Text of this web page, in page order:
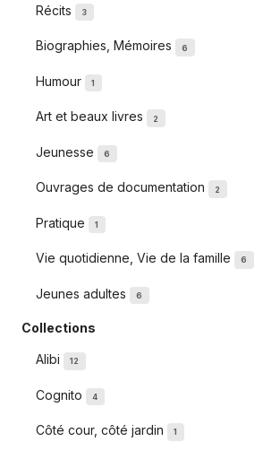
Récits 3
Biographies, Mémoires 6
Humour 1
Art et beaux livres 2
Jeunesse 6
Ouvrages de documentation 2
Pratique 1
Vie quotidienne, Vie de la famille 6
Jeunes adultes 6
Collections
Alibi 12
Cognito 4
Côté cour, côté jardin 1